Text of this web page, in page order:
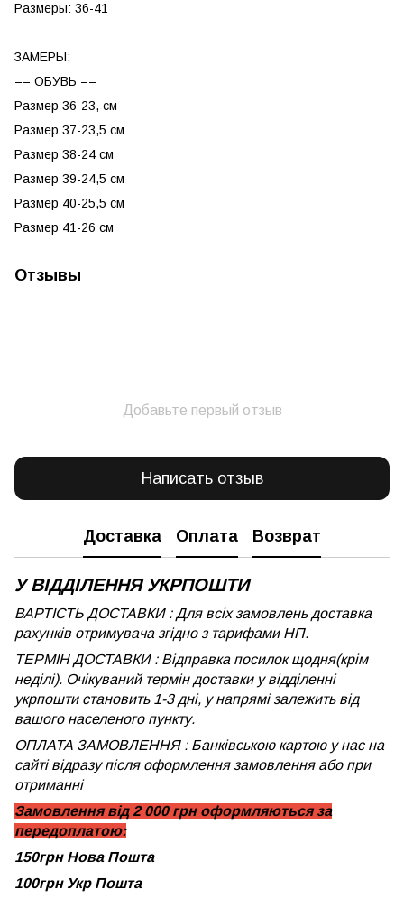
Размеры: 36-41
ЗАМЕРЫ:
== ОБУВЬ ==
Размер 36-23, см
Размер 37-23,5 см
Размер 38-24 см
Размер 39-24,5 см
Размер 40-25,5 см
Размер 41-26 см
Отзывы
Добавьте первый отзыв
Написать отзыв
Доставка Оплата Возврат
У ВІДДІЛЕННЯ УКРПОШТИ
ВАРТІСТЬ ДОСТАВКИ : Для всіх замовлень доставка
рахунків отримувача згідно з тарифами НП.
ТЕРМІН ДОСТАВКИ : Відправка посилок щодня(крім
неділі). Очікуваний термін доставки у відділенні
укрпошти становить 1-3 дні, у напрямі залежить від
вашого населеного пункту.
ОПЛАТА ЗАМОВЛЕННЯ : Банківською картою у нас на
сайті відразу після оформлення замовлення або при
отриманні
Замовлення від 2 000 грн оформляються за
передоплатою:
150грн Нова Пошта
100грн Укр Пошта